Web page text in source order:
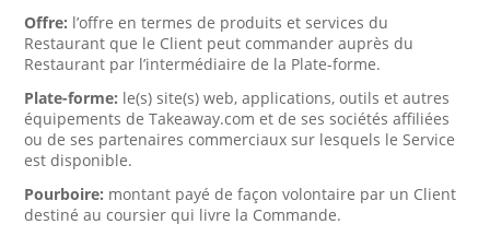
Offre: l’offre en termes de produits et services du
Restaurant que le Client peut commander auprès du
Restaurant par l’intermédiaire de la Plate-forme.
Plate-forme: le(s) site(s) web, applications, outils et autres
équipements de Takeaway.com et de ses sociétés affiliées
ou de ses partenaires commerciaux sur lesquels le Service
est disponible.
Pourboire: montant payé de façon volontaire par un Client
destiné au coursier qui livre la Commande.